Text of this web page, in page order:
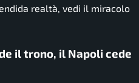
realtà, vedi il miracolo
il trono, il Napoli cede